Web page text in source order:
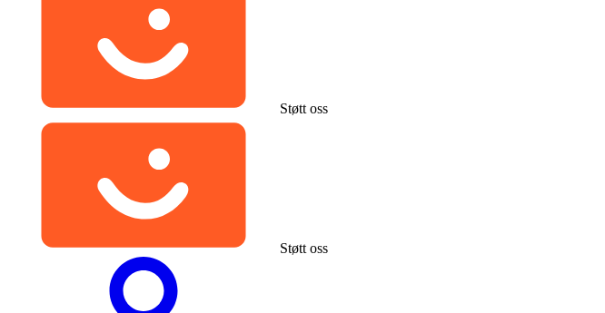
Støtt oss
Støtt oss